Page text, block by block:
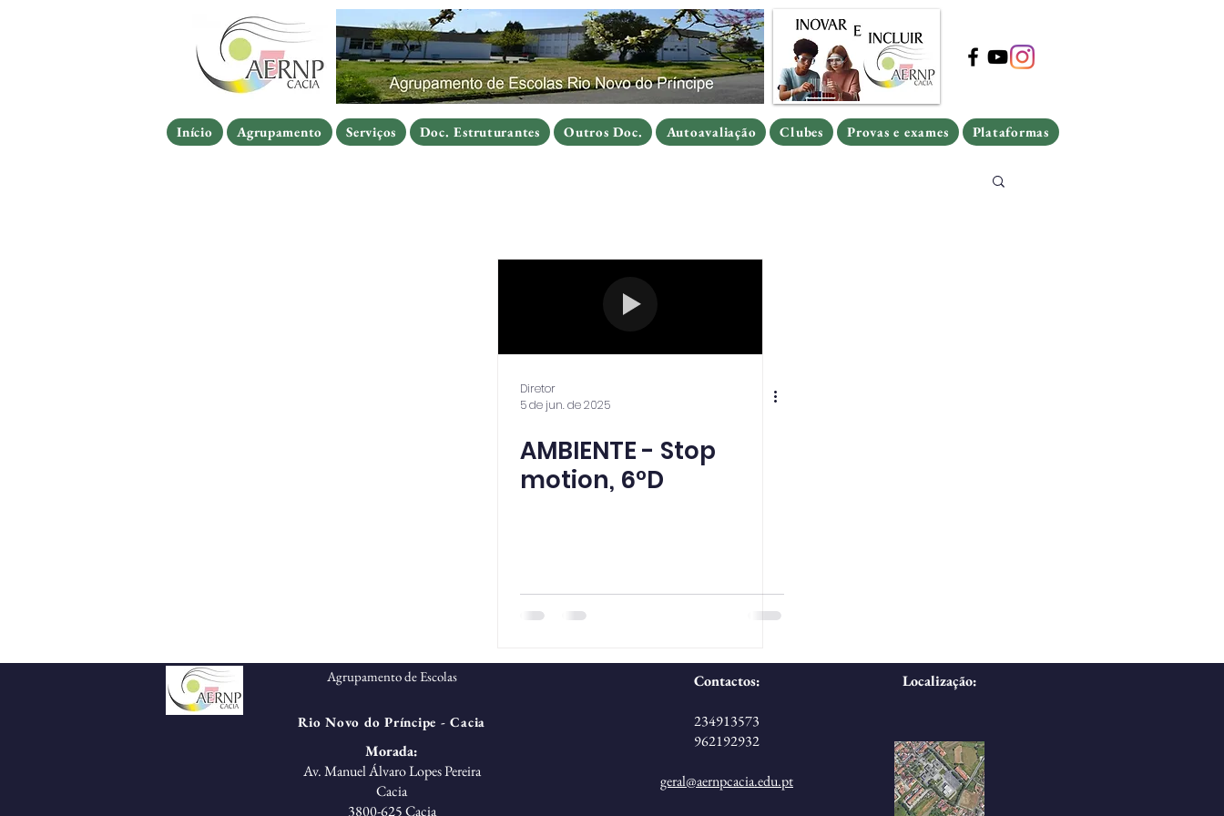
Diretor
5 de jun. de 2025
AMBIENTE - Stop
motion, 6°D
Agrupamento Serviços Doc. Estruturantes Outros Doc. Autoavaliação Clubes Provas e exames
Início Agrupamento Serviços Doc. Estruturantes Outros Doc. Autoavaliação Clubes Provas e exames
Início Agrupamento Serviços Doc. Estruturantes Outros Doc. Autoavaliação Clubes Provas e exames Plataformas
Agrupamento de Escolas
Rio Novo do Príncipe - Cacia
Morada:
Av. Manuel Álvaro Lopes Pereira
Cacia
3800-625 Cacia
Contactos:
234913573
962192932
geral@aernpcacia.edu.pt
Localização: